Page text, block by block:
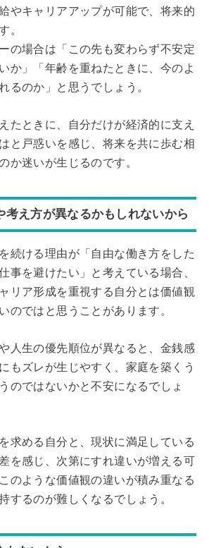
やキャリアアップが可能で、将来的
。
の場合は「この先も変わらず不安定
か」「年齢を重ねたときに、今のよ
るのか」と思うでしょう。
たときに、自分だけが経済的に支え
と戸惑いを感じ、将来を共に歩む相
か迷いが生じるのです。
考え方が異なるかもしれないから
続ける理由が「自由な働き方をした
事を避けたい」と考えている場合、
リア形成を重視する自分とは価値観
のではと思うことがあります。
人生の優先順位が異なると、金銭感
もズレが生じやすく、家庭を築くう
のではないかと不安になるでしょ
求める自分と、現状に満足している
を感じ、次第にすれ違いが増える可
のような価値観の違いが積み重なる
するのが難しくなるでしょう。